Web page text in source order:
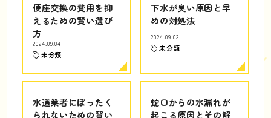
便座交換の費用を抑
えるための賢い選び
方
2024.09.04
未分類
下水が臭い原因と早
めの対処法
2024.09.02
未分類
水道業者にぼったく
られないための賢い
蛇口からの水漏れが
起こる原因とその解